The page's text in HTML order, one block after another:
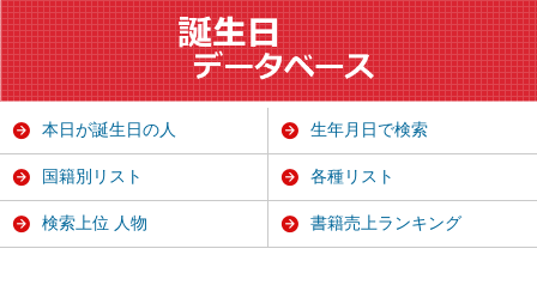
本日が誕生日の人 生年月日で検索
国籍別リスト 各種リスト
検索上位 人物 書籍売上ランキング